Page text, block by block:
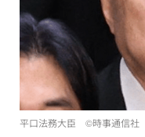
平口法務大臣 ©︎時事通信社